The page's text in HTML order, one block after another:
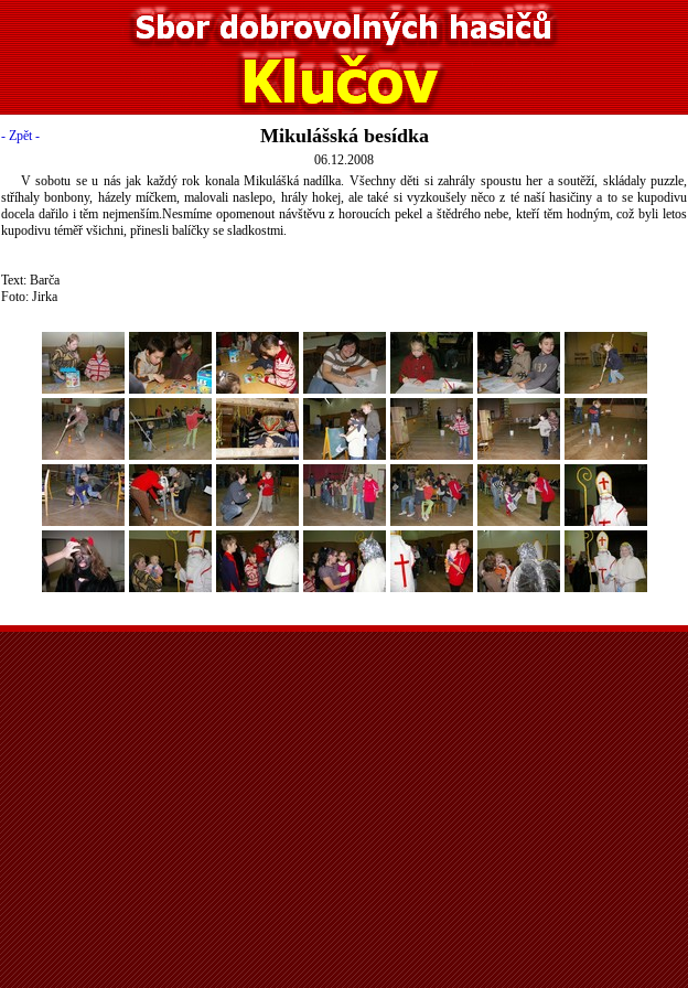
- Zpět - Mikulášská besídka
06.12.2008
V sobotu se u nás jak každý rok konala Mikulášká nadílka. Všechny děti si zahrály spoustu her a soutěží, skládaly puzzle,
stříhaly bonbony, házely míčkem, malovali naslepo, hrály hokej, ale také si vyzkoušely něco z té naší hasičiny a to se kupodivu
docela dařilo i těm nejmenším.Nesmíme opomenout návštěvu z horoucích pekel a štědrého nebe, kteří těm hodným, což byli letos
kupodivu téměř všichni, přinesli balíčky se sladkostmi.
Text: Barča
Foto: Jirka